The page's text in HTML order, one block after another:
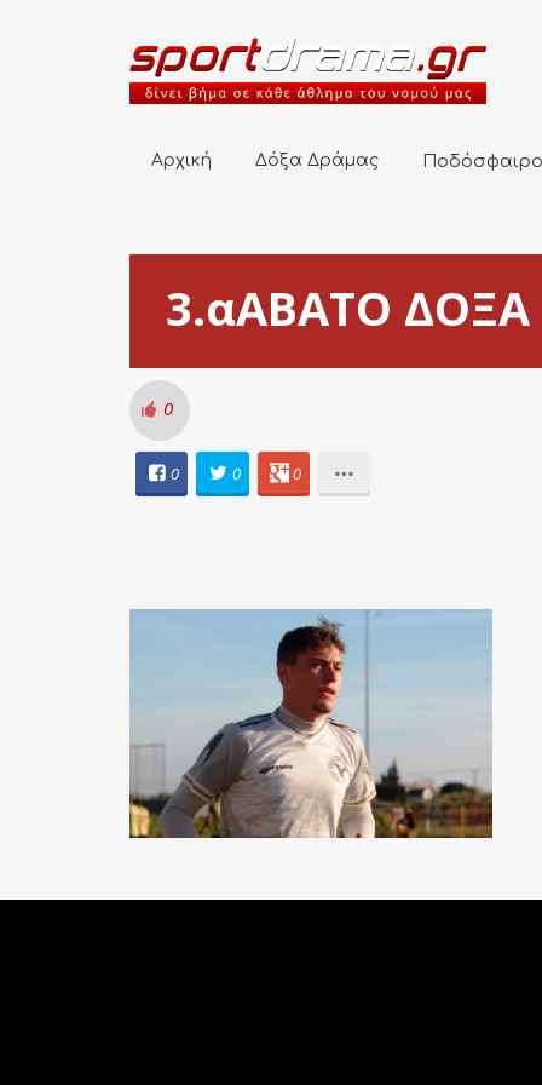
Αρχική Δόξα Δράμας Ποδόσφαιρο
3.αΑΒΑΤΟ ΔΟΞΑ
0
0 0 0